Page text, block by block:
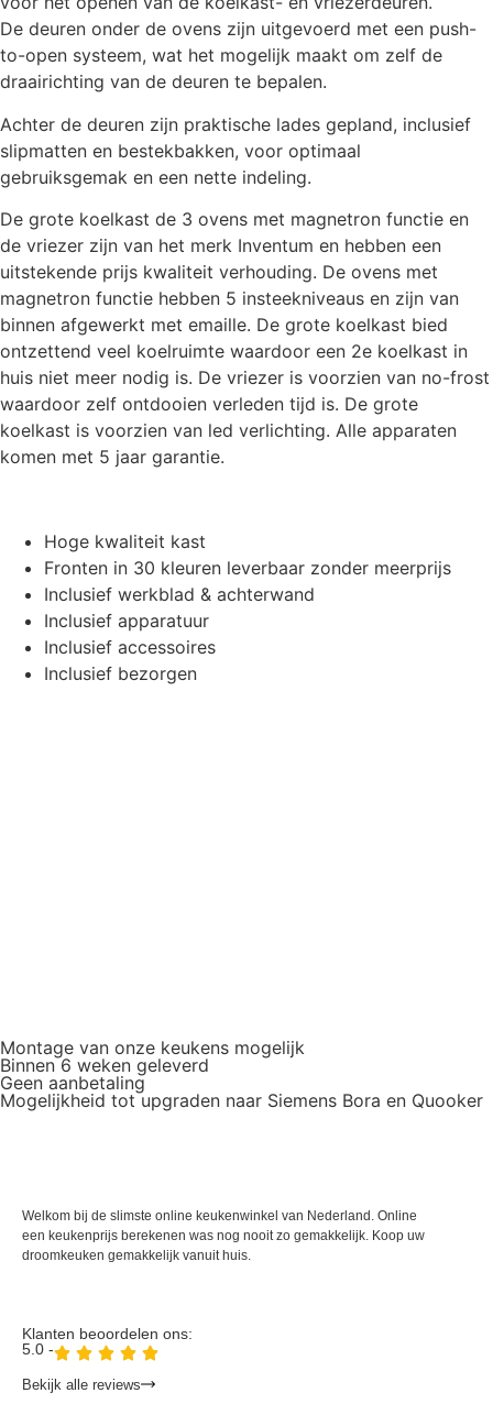
De deuren onder de ovens zijn uitgevoerd met een push-
to-open systeem, wat het mogelijk maakt om zelf de
draairichting van de deuren te bepalen.
Achter de deuren zijn praktische lades gepland, inclusief
slipmatten en bestekbakken, voor optimaal
gebruiksgemak en een nette indeling.
De grote koelkast de 3 ovens met magnetron functie en
de vriezer zijn van het merk Inventum en hebben een
uitstekende prijs kwaliteit verhouding. De ovens met
magnetron functie hebben 5 insteekniveaus en zijn van
binnen afgewerkt met emaille. De grote koelkast bied
ontzettend veel koelruimte waardoor een 2e koelkast in
huis niet meer nodig is. De vriezer is voorzien van no-frost
waardoor zelf ontdooien verleden tijd is. De grote
koelkast is voorzien van led verlichting. Alle apparaten
komen met 5 jaar garantie.
Hoge kwaliteit kast
Fronten in 30 kleuren leverbaar zonder meerprijs
Inclusief werkblad & achterwand
Inclusief apparatuur
Inclusief accessoires
Inclusief bezorgen
Montage van onze keukens mogelijk
Binnen 6 weken geleverd
Geen aanbetaling
Mogelijkheid tot upgraden naar Siemens Bora en Quooker
Welkom bij de slimste online keukenwinkel van Nederland. Online
een keukenprijs berekenen was nog nooit zo gemakkelijk. Koop uw
droomkeuken gemakkelijk vanuit huis.
Klanten beoordelen ons:
5.0 -
Bekijk alle reviews